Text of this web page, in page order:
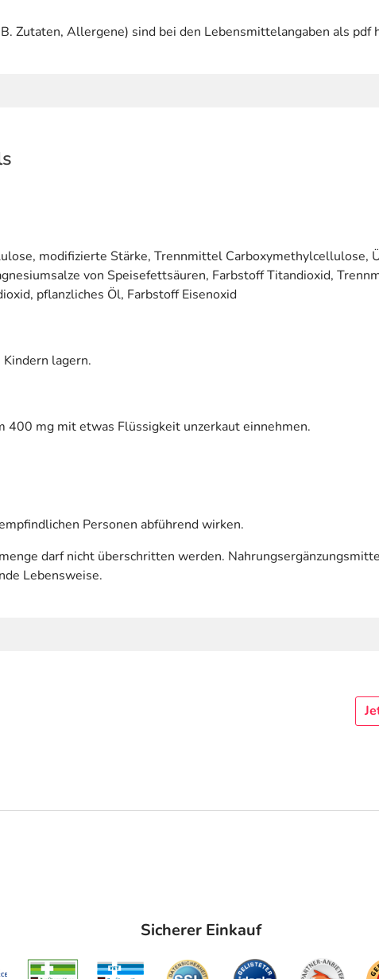
Zutaten, Allergene) sind bei den Lebensmittelangaben als pdf
modifizierte Stärke, Trennmittel
von Speisefettsäuren, Farbstoff Titandioxid,
pflanzliches Öl, Farbstoff Eisenoxid
lagern.
mg mit etwas Flüssigkeit unzerkaut einnehmen.
Personen abführend wirken.
darf nicht überschritten werden.
Lebensweise.
Sicherer Einkauf